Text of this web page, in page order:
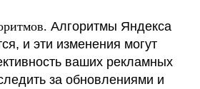
Алгоритмы Яндекса
и эти изменения могут
ваших рекламных
за обновлениями и